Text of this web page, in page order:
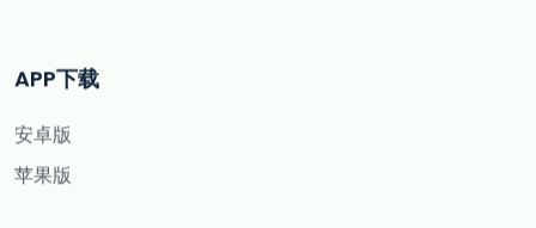
APP下载
安卓版
苹果版